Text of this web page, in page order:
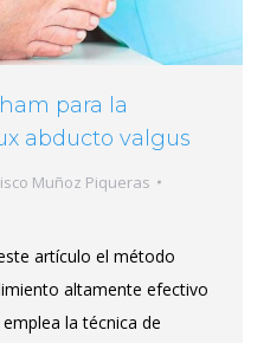
para la
abducto valgus
Muñoz Piqueras
artículo el método
altamente efectivo
la técnica de